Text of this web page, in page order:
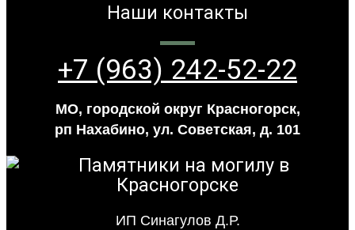
Наши контакты
+7 (963) 242-52-22
МО, городской округ Красногорск,
рп Нахабино, ул. Советская, д. 101
ИП Синагулов Д.Р.